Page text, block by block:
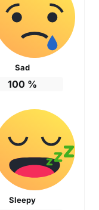
Sad
100 %
Sleepy